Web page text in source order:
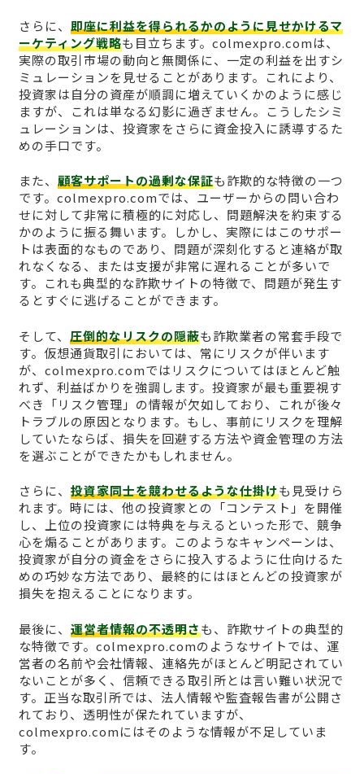
さらに、 即座に利益を得られるかのように見せかけるマ
ーケティング戦略も目立ちます。colmexpro.comは、
実際の取引市場の動向と無関係に、一定の利益を出すシ
ミュレーションを見せることがあります。これにより、
投資家は自分の資産が順調に増えていくかのように感じ
ますが、これは単なる幻影に過ぎません。こうしたシミ
ュレーションは、投資家をさらに資金投入に誘導するた
めの手口です。
また、 顧客サポートの過剰な保証も詐欺的な特徴の一つ
です。colmexpro.comでは、ユーザーからの問い合わ
せに対して非常に積極的に対応し、問題解決を約束する
かのように振る舞います。しかし、実際にはこのサポー
トは表面的なものであり、問題が深刻化すると連絡が取
れなくなる、または支援が非常に遅れることが多いで
す。これも典型的な詐欺サイトの特徴で、問題が発生す
るとすぐに逃げることができます。
そして、 圧倒的なリスクの隠蔽も詐欺業者の常套手段で
す。仮想通貨取引においては、常にリスクが伴います
が、colmexpro.comではリスクについてはほとんど触
れず、利益ばかりを強調します。投資家が最も重要視す
べき「リスク管理」の情報が欠如しており、これが後々
トラブルの原因となります。もし、事前にリスクを理解
していたならば、損失を回避する方法や資金管理の方法
を選ぶことができたかもしれません。
さらに、 投資家同士を競わせるような仕掛けも見受けら
れます。時には、他の投資家との「コンテスト」を開催
し、上位の投資家には特典を与えるといった形で、競争
心を煽ることがあります。このようなキャンペーンは、
投資家が自分の資金をさらに投入するように仕向けるた
めの巧妙な方法であり、最終的にはほとんどの投資家が
損失を抱えることになります。
最後に、 運営者情報の不透明さも、詐欺サイトの典型的
な特徴です。colmexpro.comのようなサイトでは、運
営者の名前や会社情報、連絡先がほとんど明記されてい
ないことが多く、信頼できる取引所とは言い難い状況で
す。正当な取引所では、法人情報や監査報告書が公開さ
れており、透明性が保たれていますが、
colmexpro.comにはそのような情報が不足していま
す。